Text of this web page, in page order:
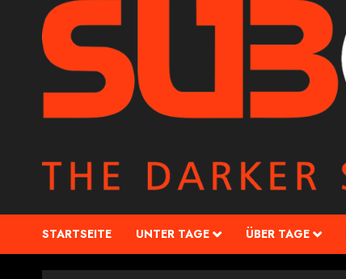
STARTSEITE UNTER TAGE ÜBER TAGE